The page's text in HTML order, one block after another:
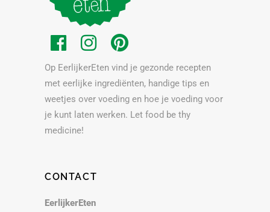
Op EerlijkerEten vind je gezonde recepten
met eerlijke ingrediënten, handige tips en
weetjes over voeding en hoe je voeding voor
je kunt laten werken. Let food be thy
medicine!
CONTACT
EerlijkerEten